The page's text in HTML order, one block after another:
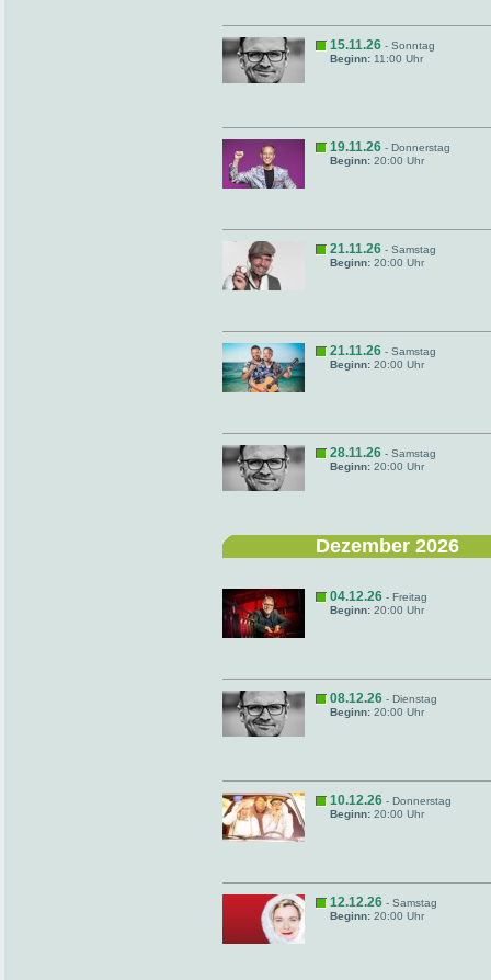
15.11.26 - Sonntag
Beginn: 11:00 Uhr
19.11.26 - Donnerstag
Beginn: 20:00 Uhr
21.11.26 - Samstag
Beginn: 20:00 Uhr
21.11.26 - Samstag
Beginn: 20:00 Uhr
28.11.26 - Samstag
Beginn: 20:00 Uhr
Dezember 2026
04.12.26 - Freitag
Beginn: 20:00 Uhr
08.12.26 - Dienstag
Beginn: 20:00 Uhr
10.12.26 - Donnerstag
Beginn: 20:00 Uhr
12.12.26 - Samstag
Beginn: 20:00 Uhr